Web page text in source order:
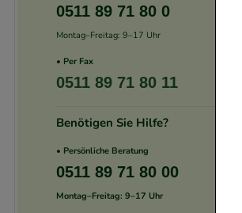
0511 89 71 80 0
Montag–Freitag: 9–17 Uhr
• Per Fax
0511 89 71 80 11
Benötigen Sie Hilfe?
• Persönliche Beratung
0511 89 71 80 00
Montag–Freitag: 9–17 Uhr